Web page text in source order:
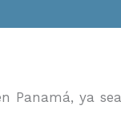
Panamá, ya